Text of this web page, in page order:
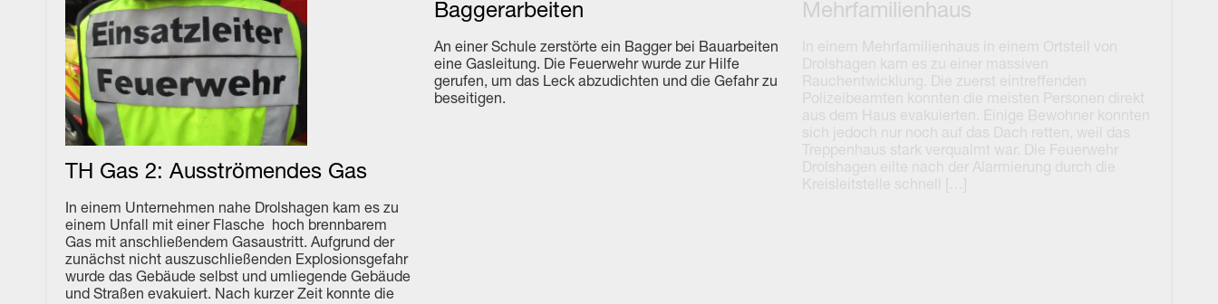
TH Gas 2: Ausströmendes Gas
In einem Unternehmen nahe Drolshagen kam es zu
einem Unfall mit einer Flasche hoch brennbarem
Gas mit anschließendem Gasaustritt. Aufgrund der
zunächst nicht auszuschließenden Explosionsgefahr
wurde das Gebäude selbst und umliegende Gebäude
und Straßen evakuiert. Nach kurzer Zeit konnte die
Baggerarbeiten
An einer Schule zerstörte ein Bagger bei Bauarbeiten
eine Gasleitung. Die Feuerwehr wurde zur Hilfe
gerufen, um das Leck abzudichten und die Gefahr zu
beseitigen.
Mehrfamilienhaus
In einem Mehrfamilienhaus in einem Ortsteil von
Drolshagen kam es zu einer massiven
Rauchentwicklung. Die zuerst eintreffenden
Polizeibeamten konnten die meisten Personen direkt
aus dem Haus evakuierten. Einige Bewohner konnten
sich jedoch nur noch auf das Dach retten, weil das
Treppenhaus stark verqualmt war. Die Feuerwehr
Drolshagen eilte nach der Alarmierung durch die
Kreisleitstelle schnell […]